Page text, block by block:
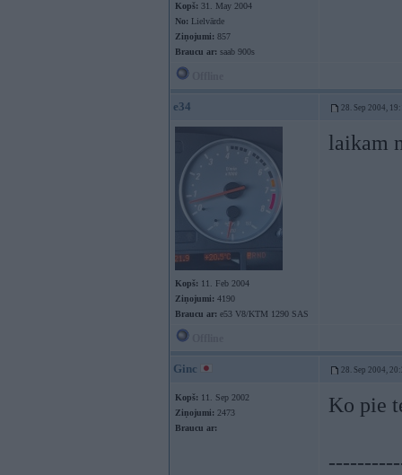
Kopš: 31. May 2004
No: Lielvārde
Ziņojumi: 857
Braucu ar: saab 900s
e34 28. Sep 2004,
Kopš: 11. Feb 2004
Ziņojumi: 4190
Braucu ar: e53 V8/KTM 1290 SAS
laikam
Ginc 28. Sep 2004,
Kopš: 11. Sep 2002
Ziņojumi: 2473
Braucu ar:
Ko pie